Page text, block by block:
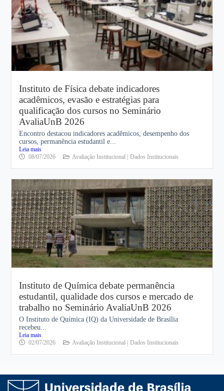
Instituto de Física debate indicadores
acadêmicos, evasão e estratégias para
qualificação dos cursos no Seminário
AvaliaUnB 2026
Encontro destacou indicadores acadêmicos, desempenho dos
cursos, permanência estudantil e...
Leia mais
08/07/2026
Avaliação Institucional | Dados Institucionais
Instituto de Química debate permanência
estudantil, qualidade dos cursos e mercado de
trabalho no Seminário AvaliaUnB 2026
O Instituto de Química (IQ) da Universidade de Brasília
recebeu...
Leia mais
02/07/2026
Avaliação Institucional | Dados Institucionais